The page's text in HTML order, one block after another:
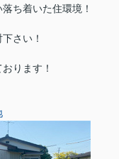
ち着いた住環境！
さい！
ります！